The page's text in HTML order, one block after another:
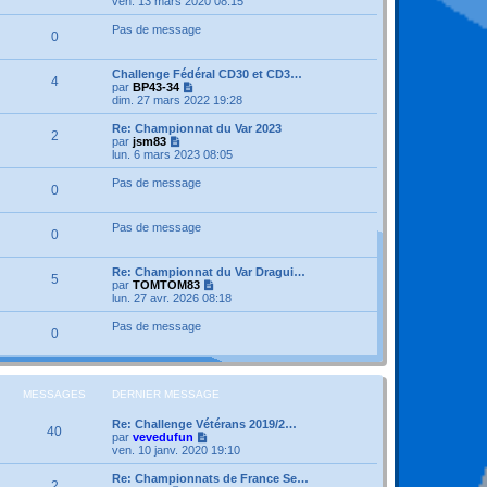
g
e
m
e
s
a
g
e
i
r
d
e
n
i
e
m
e
s
e
0 Pas de message
4
Challenge Fédéral CD30 et CD3…
par BP43-34
o
i
r
e
r
i
e
m
e
s
s
e
dim. 27 mars 2022 19:28
2
Re: Championnat du Var 2023
par jsm83
o
i
r
e
n
i
e
r
m
e
a
g
e
lun. 6 mars 2023 08:05
0 Pas de message
0 Pas de message
5
Re: Championnat du Var Dragui…
par TOMTOM83
o
i
d
e
r
n
e
m
e
s
lun. 27 avr. 2026 08:18
0 Pas de message
MESSAGES DERNIER MESSAGE
40
Re: Challenge Vétérans 2019/2…
par vevedufun
o
i
r
ven. 10 janv. 2020 19:10
Re: Championnats de France Se…